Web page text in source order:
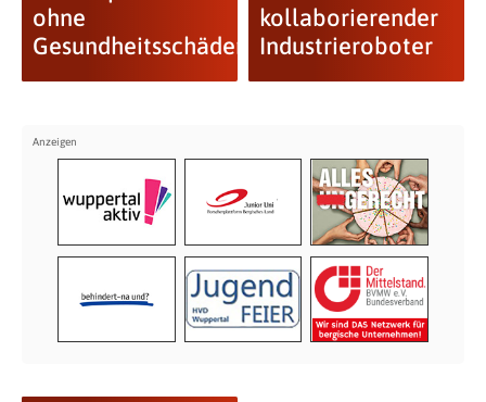
ohne
Gesundheitsschäden
kollaborierender
Industrieroboter